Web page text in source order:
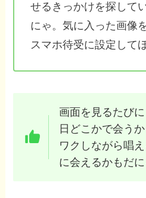
せるきっかけを探して
にゃ。気に入った画像
スマホ待受に設定して
画面を見るたび
日どこかで会う
ワクしながら唱
に会えるかもだに